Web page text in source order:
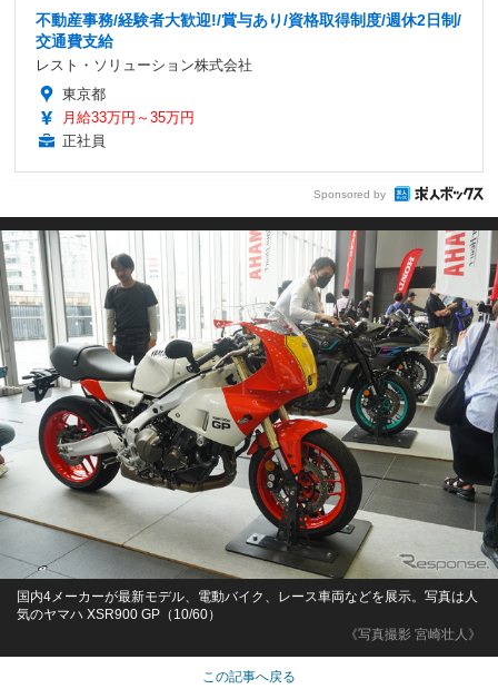
不動産事務/経験者大歓迎!/賞与あり/資格取得制度/週休2日制/
交通費支給
レスト・ソリューション株式会社
東京都
月給33万円～35万円
正社員
Sponsored by
《写真撮影 宮崎壮人》
国内4メーカーが最新モデル、電動バイク、レース車両などを展示。写真は人
気のヤマハ XSR900 GP（10/60）
この記事へ戻る